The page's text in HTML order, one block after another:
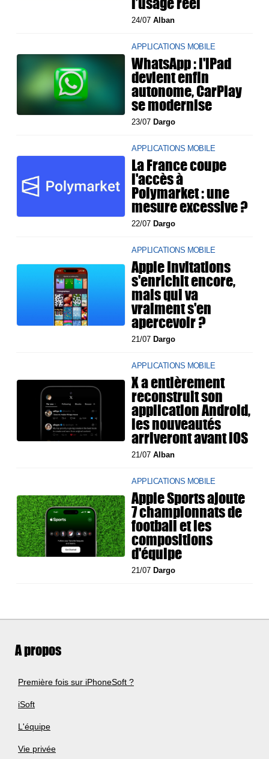
24/07Alban
APPLICATIONS MOBILE
WhatsApp : l'iPad
devient enfin
autonome, CarPlay
se modernise
23/07 Dargo
APPLICATIONS MOBILE
La France coupe
l'accès à
Polymarket : une
mesure excessive ?
22/07 Dargo
APPLICATIONS MOBILE
Apple Invitations
s'enrichit encore,
mais qui va
vraiment s'en
apercevoir ?
21/07 Dargo
APPLICATIONS MOBILE
X a entièrement
reconstruit son
application Android,
les nouveautés
arriveront avant iOS
21/07Alban
APPLICATIONS MOBILE
Apple Sports ajoute
7 championnats de
football et les
compositions
d'équipe
21/07 Dargo
A propos
Première fois sur iPhoneSoft ?
iSoft
L'équipe
Vie privée